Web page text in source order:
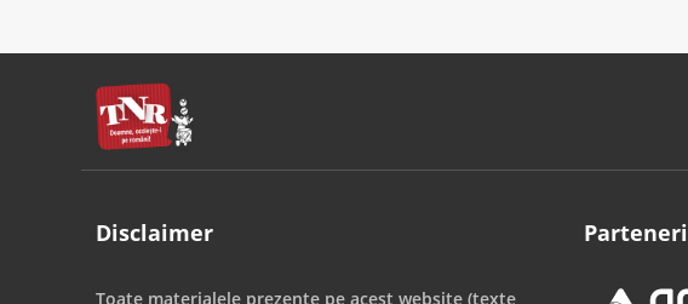
Disclaimer
Toate materialele prezente pe acest website (texte,
Parteneri